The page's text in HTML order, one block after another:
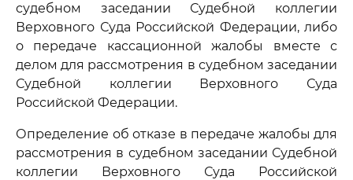
судебном заседании Судебной коллегии
Верховного Суда Российской Федерации, либо
о передаче кассационной жалобы вместе с
делом для рассмотрения в судебном заседании
Судебной коллегии Верховного Суда
Российской Федерации.
Определение об отказе в передаче жалобы для
рассмотрения в судебном заседании Судебной
коллегии Верховного Суда Российской